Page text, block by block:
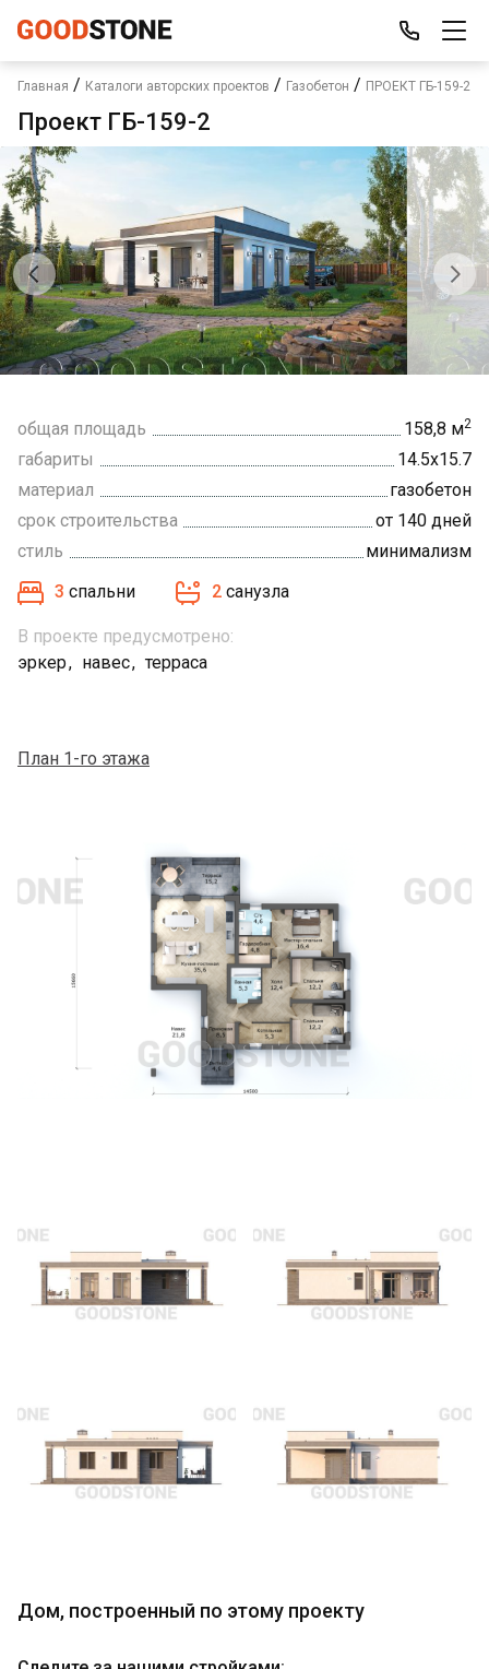
Главная / Каталоги авторских проектов / Газобетон / ПРОЕКТ ГБ-159-2
Проект ГБ-159-2
общая площадь 158,8 м2
габариты
14.5х15.7
материал
газобетон
срок строительства
от 140 дней
стиль
минимализм
3 спальни 2 санузла
В проекте предусмотрено:
эркер
навес терраса
План 1-го этажа
Дом, построенный по этому проекту